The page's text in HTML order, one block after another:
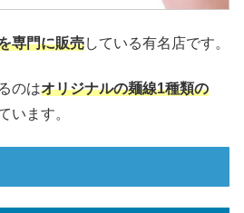
専門に販売している有名店です。
のはオリジナルの麺線1種類の
います。